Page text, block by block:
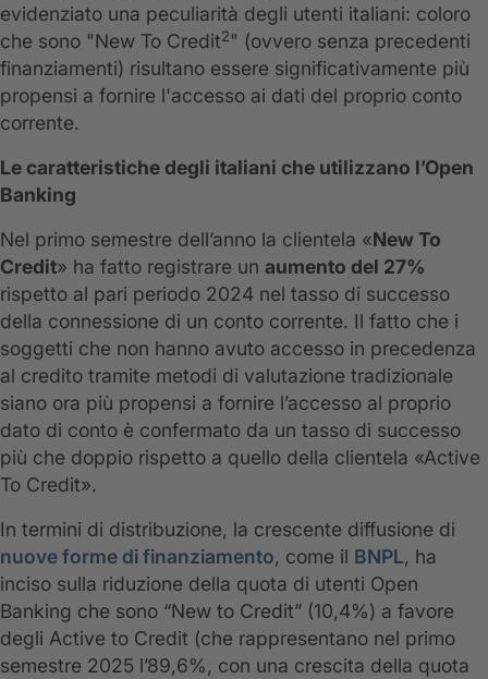
evidenziato una peculiarità degli utenti italiani: coloro
che sono "New To Credit2" (ovvero senza precedenti
finanziamenti) risultano essere significativamente più
propensi a fornire l'accesso ai dati del proprio conto
corrente.
Le caratteristiche degli italiani che utilizzano l’Open
Banking
Nel primo semestre dell’anno la clientela «New To
Credit» ha fatto registrare un aumento del 27%
rispetto al pari periodo 2024 nel tasso di successo
della connessione di un conto corrente. Il fatto che i
soggetti che non hanno avuto accesso in precedenza
al credito tramite metodi di valutazione tradizionale
siano ora più propensi a fornire l’accesso al proprio
dato di conto è confermato da un tasso di successo
più che doppio rispetto a quello della clientela «Active
To Credit».
In termini di distribuzione, la crescente diffusione di
nuove forme di finanziamento, come il BNPL, ha
inciso sulla riduzione della quota di utenti Open
Banking che sono “New to Credit” (10,4%) a favore
degli Active to Credit (che rappresentano nel primo
semestre 2025 l’89,6%, con una crescita della quota